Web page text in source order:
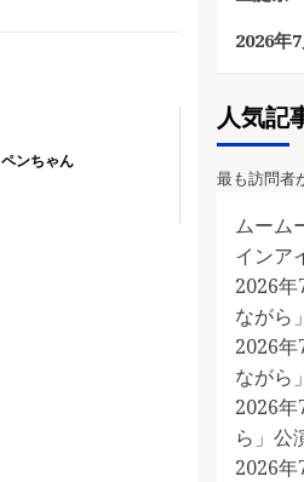
ンちゃん
2026年
人気記
最も訪問者
ムーム
インア
2026
ながら
2026
ながら
2026
ら」公
2026